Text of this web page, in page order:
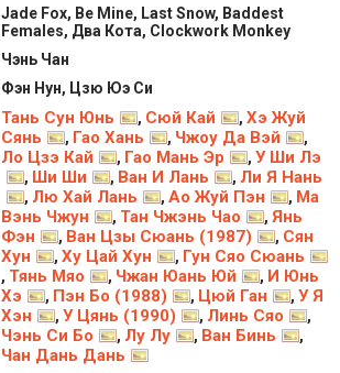
Jade Fox, Be Mine, Last Snow, Baddest
Females, Два Кота, Clockwork Monkey
Чэнь Чан
Фэн Нун, Цзю Юэ Си
Тань Сун Юнь , Сюй Кай , Хэ Жуй
Сянь
, Гао Хань , Чжоу Да Вэй ,
Ло Цзэ Кай , Гао Мань Эр , У Ши Лэ
, Ши Ши , Ван И Лань , Ли Я Нань
, Лю Хай Лань , Ао Жуй Пэн , Ма
Вэнь Чжун
, Тан Чжэнь Чао , Янь
Фэн
, Ван Цзы Сюань (1987) , Сян
Хун
, Ху Цай Хун , Гун Сяо Сюань
, Тянь Мяо , Чжан Юань Юй , И Юнь
Хэ
, Пэн Бо (1988) , Цюй Ган , У Я
Хэн
, У Цянь (1990) , Линь Сяо ,
Чэнь Си Бо , Лу Лу , Ван Бинь ,
Чан Дань Дань